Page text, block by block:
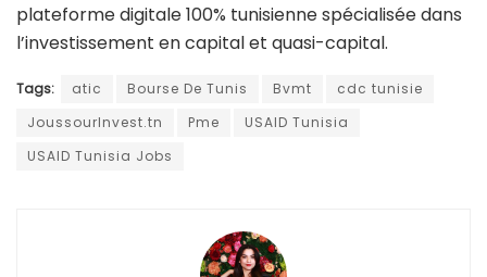
plateforme digitale 100% tunisienne spécialisée dans
l’investissement en capital et quasi-capital.
Tags: atic Bourse De Tunis Bvmt
cdc tunisie
JoussourInvest.tn
Pme
USAID Tunisia
USAID Tunisia Jobs